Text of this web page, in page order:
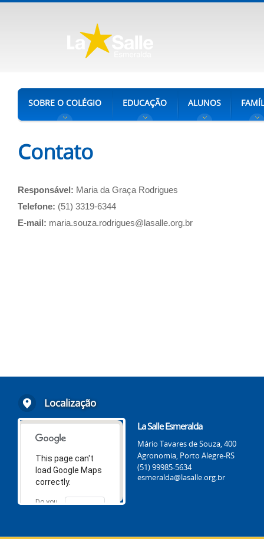
SOBRE O COLÉGIO EDUCAÇÃO ALUNOS
Contato
Responsável: Maria da Graça Rodrigues
Telefone: (51) 3319-6344
E-mail: maria.souza.rodrigues@lasalle.org.br
Localização
This page can't
load Google Maps
correctly.
Do you
OK
La Salle Esmeralda
Mário Tavares de Souza, 400
Agronomia, Porto Alegre-RS
(51) 99985-5634
esmeralda@lasalle.org.br